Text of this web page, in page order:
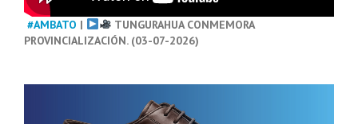
#AMBATO |
TUNGURAHUA CONMEMORA
PROVINCIALIZACIÓN. (03-07-2026)